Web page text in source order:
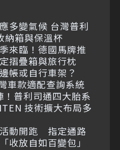
多變氣候 台灣普利
納箱與保溫杯
來臨！德國馬牌推
摺疊箱與旅行枕
帳或自行車架？
車款適配查詢系統
！普利司通四大胎系
技術擴大布局多
動開跑 指定通路
收放自如百變包」